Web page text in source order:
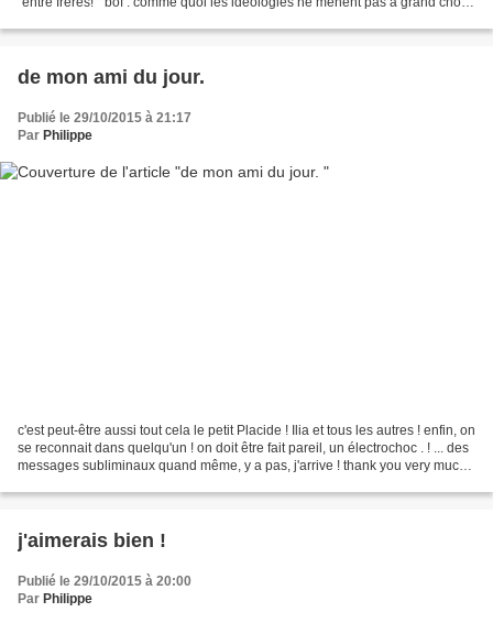
de mon ami du jour.
Publié le 29/10/2015 à 21:17
Par Philippe
c'est peut-être aussi tout cela le petit Placide ! Ilia et tous les autres ! enfin, on
se reconnait dans quelqu'un ! on doit être fait pareil, un électrochoc . ! ... des
messages subliminaux quand même, y a pas, j'arrive ! thank you very much
j'aimerais bien !
Publié le 29/10/2015 à 20:00
Par Philippe